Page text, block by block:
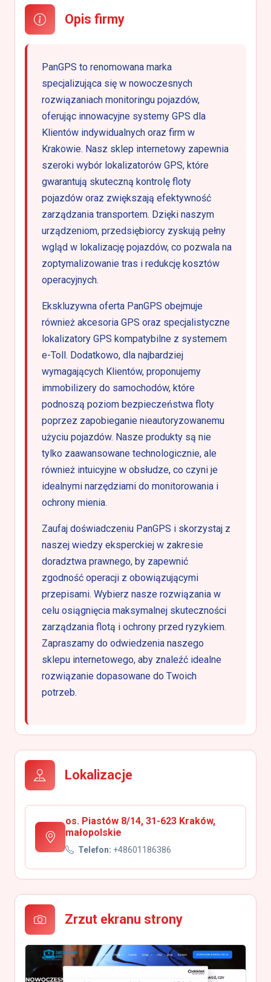
Opis firmy
PanGPS to renomowana marka
specjalizująca się w nowoczesnych
rozwiązaniach monitoringu pojazdów,
oferując innowacyjne systemy GPS dla
Klientów indywidualnych oraz firm w
Krakowie. Nasz sklep internetowy zapewnia
szeroki wybór lokalizatorów GPS, które
gwarantują skuteczną kontrolę floty
pojazdów oraz zwiększają efektywność
zarządzania transportem. Dzięki naszym
urządzeniom, przedsiębiorcy zyskują pełny
wgląd w lokalizację pojazdów, co pozwala na
zoptymalizowanie tras i redukcję kosztów
operacyjnych.
Ekskluzywna oferta PanGPS obejmuje
również akcesoria GPS oraz specjalistyczne
lokalizatory GPS kompatybilne z systemem
e-Toll. Dodatkowo, dla najbardziej
wymagających Klientów, proponujemy
immobilizery do samochodów, które
podnoszą poziom bezpieczeństwa floty
poprzez zapobieganie nieautoryzowanemu
użyciu pojazdów. Nasze produkty są nie
tylko zaawansowane technologicznie, ale
również intuicyjne w obsłudze, co czyni je
idealnymi narzędziami do monitorowania i
ochrony mienia.
Zaufaj doświadczeniu PanGPS i skorzystaj z
naszej wiedzy eksperckiej w zakresie
doradztwa prawnego, by zapewnić
zgodność operacji z obowiązującymi
przepisami. Wybierz nasze rozwiązania w
celu osiągnięcia maksymalnej skuteczności
zarządzania flotą i ochrony przed ryzykiem.
Zapraszamy do odwiedzenia naszego
sklepu internetowego, aby znaleźć idealne
rozwiązanie dopasowane do Twoich
potrzeb.
Lokalizacje
os. Piastów 8/14, 31-623 Kraków,
małopolskie
Telefon: +48601186386
Zrzut ekranu strony